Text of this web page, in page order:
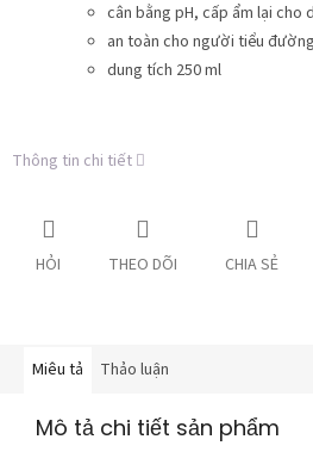
cân bằng pH, cấp ẩm lại cho
an toàn cho người tiểu đường
dung tích 250 ml
Thông tin chi tiết
HỎI THEO DÕI CHIA SẺ
Miêu tả Thảo luận
Mô tả chi tiết sản phẩm